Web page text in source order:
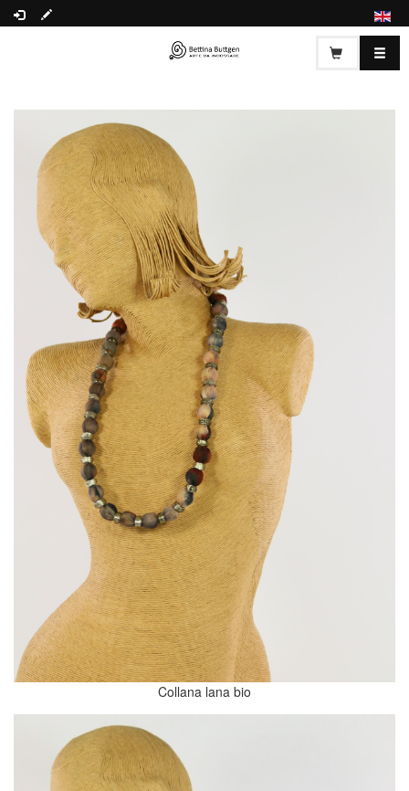
Collana lana bio